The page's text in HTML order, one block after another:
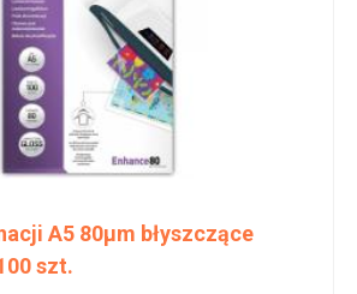
A5 80µm błyszczące
szt.